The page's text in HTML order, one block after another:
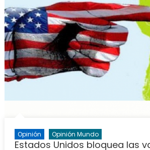
Opinión Opinión Mundo
Estados Unidos bloquea las